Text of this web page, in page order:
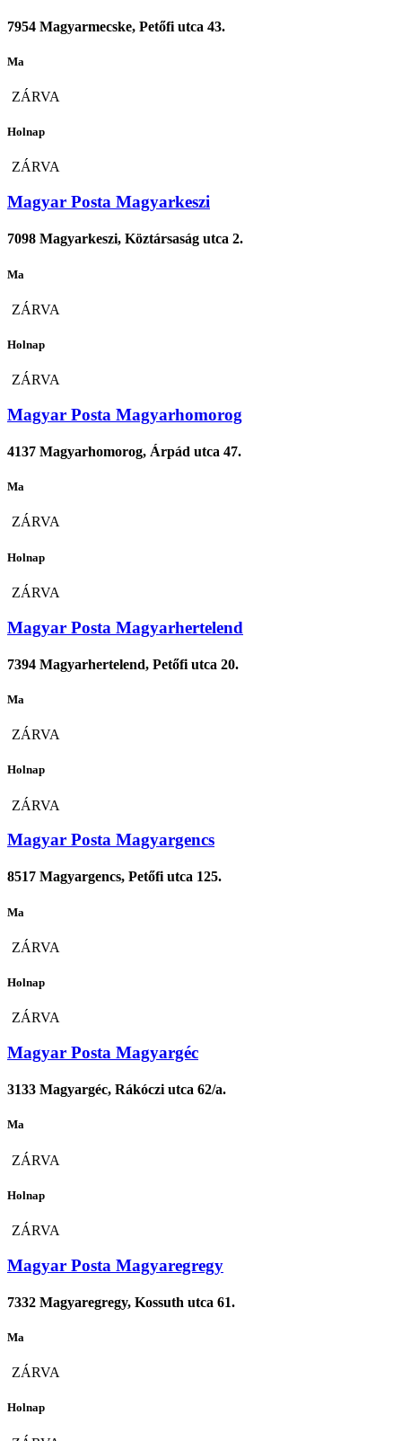
7954 Magyarmecske, Petőfi utca 43.
Ma
ZÁRVA
Holnap
ZÁRVA
Magyar Posta Magyarkeszi
7098 Magyarkeszi, Köztársaság utca 2.
Ma
ZÁRVA
Holnap
ZÁRVA
Magyar Posta Magyarhomorog
4137 Magyarhomorog, Árpád utca 47.
Ma
ZÁRVA
Holnap
ZÁRVA
Magyar Posta Magyarhertelend
7394 Magyarhertelend, Petőfi utca 20.
Ma
ZÁRVA
Holnap
ZÁRVA
Magyar Posta Magyargencs
8517 Magyargencs, Petőfi utca 125.
Ma
ZÁRVA
Holnap
ZÁRVA
Magyar Posta Magyargéc
3133 Magyargéc, Rákóczi utca 62/a.
Ma
ZÁRVA
Holnap
ZÁRVA
Magyar Posta Magyaregregy
7332 Magyaregregy, Kossuth utca 61.
Ma
ZÁRVA
Holnap